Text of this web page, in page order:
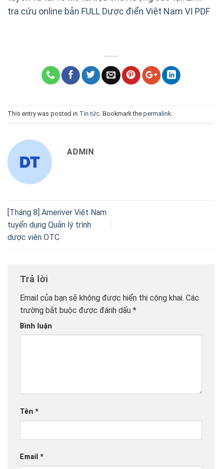
tra cứu online bản FULL Dược điển Việt Nam VI PDF
This entry was posted in Tin tức . Bookmark the permalink
ADMIN
[Tháng 8] Ameriver Việt Nam
tuyển dụng Quản lý trình
dược viên OTC
Trả lời
Email của bạn sẽ không được hiển thị công khai. Các
trường bắt buộc được đánh dấu *
Bình luận
Tên *
Email *